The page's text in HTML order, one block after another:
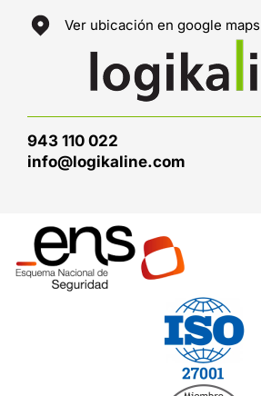
Ver ubicación en google maps
943 110 022
info@logikaline.com